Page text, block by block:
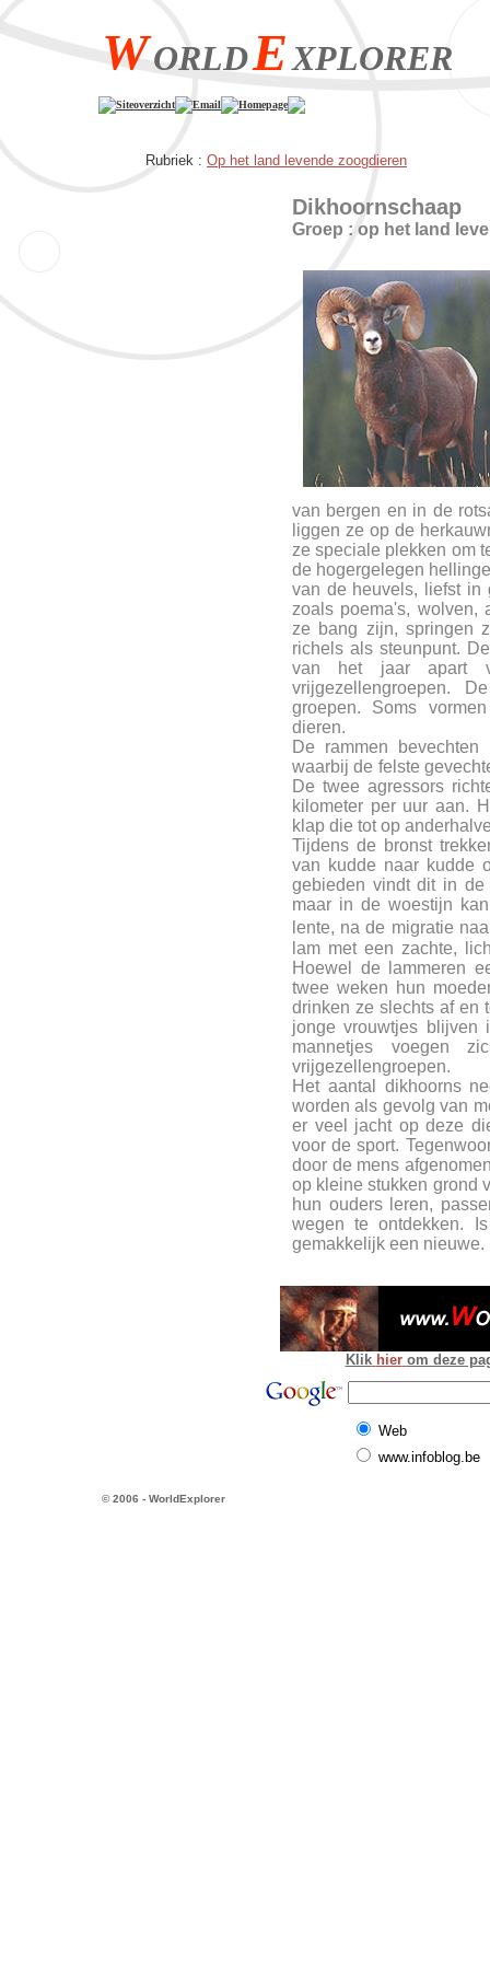
WORLDEXPLORER
Siteoverzicht Email Homepage
Rubriek : Op het land levende zoogdieren
Dikhoornschaap
Groep : op het land
van bergen en in de
liggen ze op de
ze speciale plekken om
de hogergelegen
van de heuvels, liefst in
zoals poema's, wolven,
ze bang zijn, springen
richels als steunpunt.
van het jaar apart
vrijgezellengroepen.
groepen. Soms
dieren.
De rammen
waarbij de felste
De twee agressors
kilometer per uur aan.
klap die tot op
Tijdens de bronst
van kudde naar kudde
gebieden vindt dit in
maar in de woestijn
lente, na de migratie
lam met een zachte,
Hoewel de lammeren
twee weken hun
drinken ze slechts af en
jonge vrouwtjes
mannetjes voegen
vrijgezellengroepen.
Het aantal dikhoorns
worden als gevolg van
er veel jacht op deze
voor de sport.
door de mens
op kleine stukken grond
hun ouders leren,
wegen te ontdekken.
gemakkelijk een nieuwe.
Klik hier om deze
Web
www.infoblog.be
© 2006 - WorldExplorer